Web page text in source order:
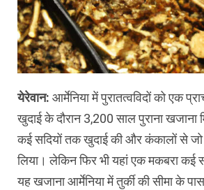
येरेवान: आर्मेनिया में पुरातत्वविदों को एक
खुदाई के दौरान 3,200 साल पुराना खजाना
कई सदियों तक खुदाई की और कंकालों से जो
लिया। लेकिन फिर भी यहां एक मकबरा कई
यह खजाना आर्मेनिया में तुर्की की सीमा के